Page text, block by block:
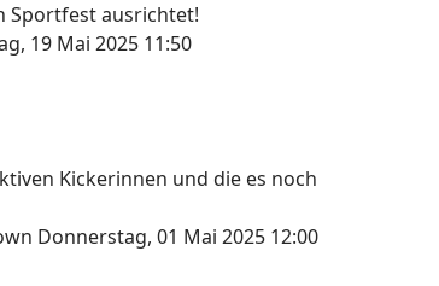
Sportfest ausrichtet!
19 Mai 2025 11:50
Kickerinnen und die es noch
Donnerstag, 01 Mai 2025 12:00